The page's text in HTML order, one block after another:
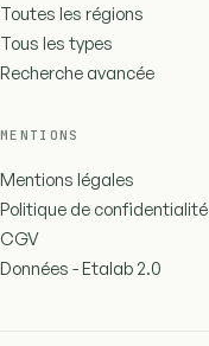
Toutes les régions
Tous les types
Recherche avancée
MENTIONS
Mentions légales
Politique de confidentialité
CGV
Données - Etalab 2.0